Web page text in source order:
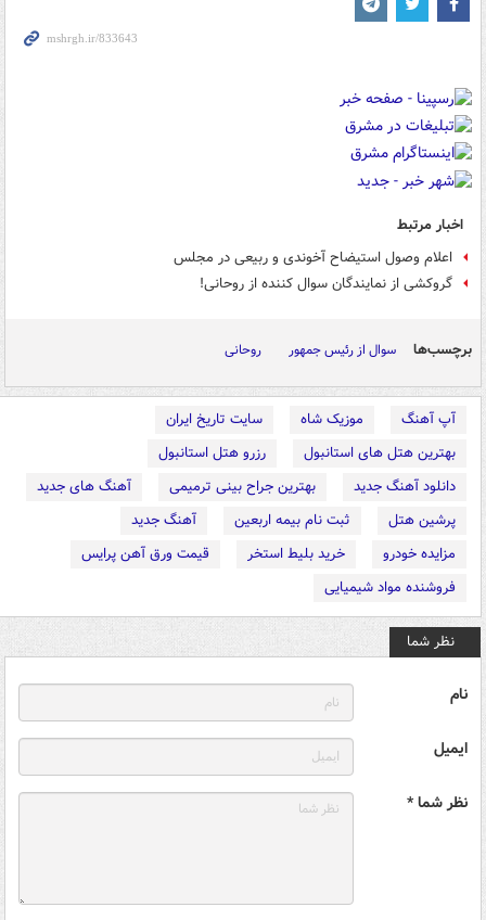
اخبار مرتبط
اعلام وصول استیضاح آخوندی و ربیعی در مجلس
گروکشی از نمایندگان سوال کننده از روحانی!
برچسب‌ها سوال از رئیس جمهور روحانی
آپ آهنگ موزیک شاه
سایت تاریخ ایران
بهترین هتل های استانبول
رزرو هتل استانبول
دانلود آهنگ جدید
بهترین جراح بینی ترمیمی
آهنگ های جدید
پرشین هتل
ثبت نام بیمه اربعین
آهنگ جدید
مزایده خودرو
خرید بلیط استخر
قیمت ورق آهن پرایس
فروشنده مواد شیمیایی
نظر شما
نام
ایمیل
نظر شما *